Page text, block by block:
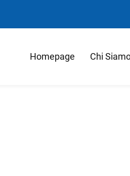
Homepage Chi